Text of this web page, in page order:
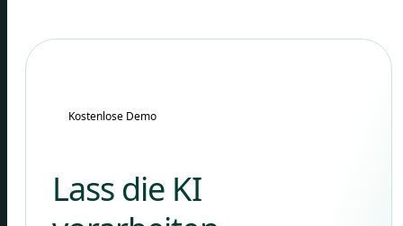
Kostenlose Demo
Lass die KI